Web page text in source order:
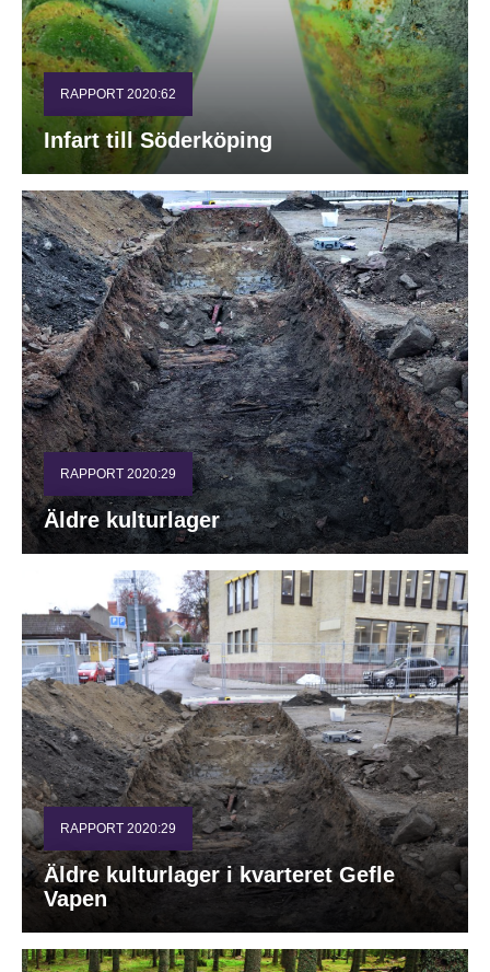
RAPPORT 2020:62
Infart till Söderköping
RAPPORT 2020:29
Äldre kulturlager
RAPPORT 2020:29
Äldre kulturlager i kvarteret Gefle
Vapen